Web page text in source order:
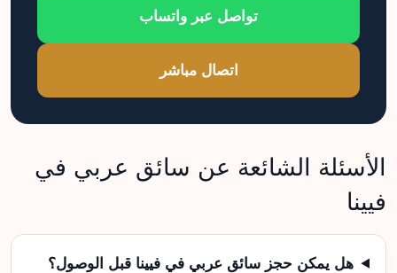
تواصل عبر واتساب
اتصال مباشر
الأسئلة الشائعة عن سائق عربي في
فيينا
هل يمكن حجز سائق عربي في فيينا قبل الوصول؟